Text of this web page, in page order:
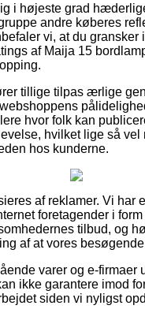
i højeste grad
andre køberes
vi, at du gransker
af Maija 15
tillige tilpas ærlige
hvor folk kan
hvilket lige så vel
hos kunderne.
af reklamer. Vi har
foretagender i form
tilbud, og
af at vores
varer og e-firmaer
ikke garantere imod
siden vi nyligst